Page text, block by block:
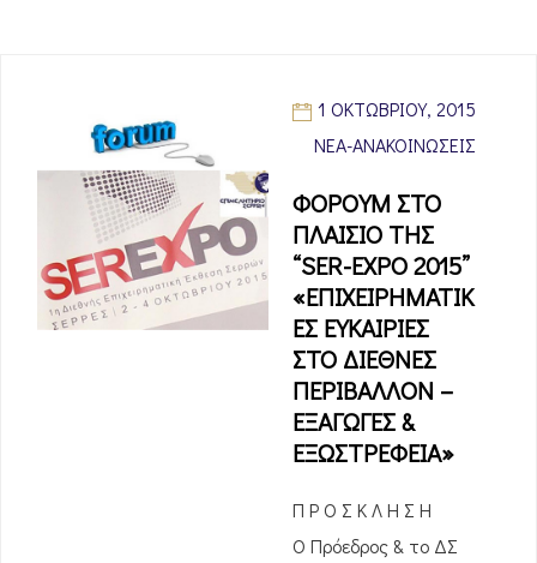
1 ΟΚΤΩΒΡΊΟΥ, 2015
ΝΈΑ-ΑΝΑΚΟΙΝΏΣΕΙΣ
ΦΟΡΟΥΜ ΣΤΟ
ΠΛΑΙΣΙΟ ΤΗΣ
“SER-EXPO 2015”
«ΕΠΙΧΕΙΡΗΜΑΤΙΚ
ΕΣ ΕΥΚΑΙΡΙΕΣ
ΣΤΟ ΔΙΕΘΝΕΣ
ΠΕΡΙΒΑΛΛΟΝ –
ΕΞΑΓΩΓΕΣ &
ΕΞΩΣΤΡΕΦΕΙΑ»
Π Ρ Ο Σ Κ Λ Η Σ Η
Ο Πρόεδρος & το ΔΣ